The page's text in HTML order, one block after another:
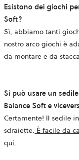
Esistono dei giochi
Soft?
Sì, abbiamo tanti
nostro arco giochi è
da montare e da
Si può usare un
Balance Soft e
Certamente! Il sedile
sdraiette. È facile da
qui.